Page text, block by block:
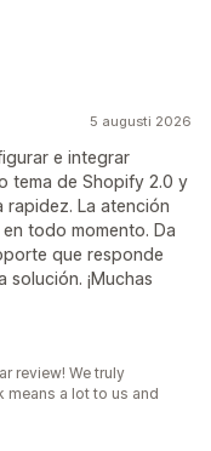
5 augusti 2026
e integrar
tema de Shopify 2.0 y
rapidez. La atención
todo momento. Da
que responde
¡Muchas
review! We truly
a lot to us and